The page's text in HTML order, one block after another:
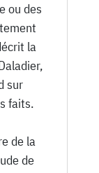
ou des
la
sur
faits.
de la
de